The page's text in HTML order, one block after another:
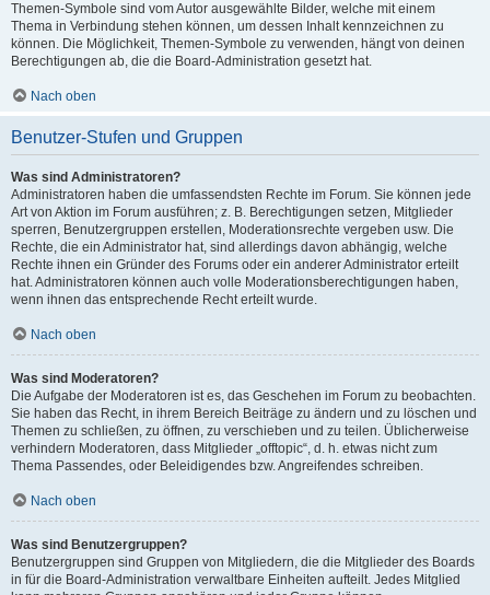
Themen-Symbole sind vom Autor ausgewählte Bilder, welche mit einem
Thema in Verbindung stehen können, um dessen Inhalt kennzeichnen zu
können. Die Möglichkeit, Themen-Symbole zu verwenden, hängt von deinen
Berechtigungen ab, die die Board-Administration gesetzt hat.
Nach oben
Benutzer-Stufen und Gruppen
Was sind Administratoren?
Administratoren haben die umfassendsten Rechte im Forum. Sie können jede
Art von Aktion im Forum ausführen; z. B. Berechtigungen setzen, Mitglieder
sperren, Benutzergruppen erstellen, Moderationsrechte vergeben usw. Die
Rechte, die ein Administrator hat, sind allerdings davon abhängig, welche
Rechte ihnen ein Gründer des Forums oder ein anderer Administrator erteilt
hat. Administratoren können auch volle Moderationsberechtigungen haben,
wenn ihnen das entsprechende Recht erteilt wurde.
Nach oben
Was sind Moderatoren?
Die Aufgabe der Moderatoren ist es, das Geschehen im Forum zu beobachten.
Sie haben das Recht, in ihrem Bereich Beiträge zu ändern und zu löschen und
Themen zu schließen, zu öffnen, zu verschieben und zu teilen. Üblicherweise
verhindern Moderatoren, dass Mitglieder „offtopic“, d. h. etwas nicht zum
Thema Passendes, oder Beleidigendes bzw. Angreifendes schreiben.
Nach oben
Was sind Benutzergruppen?
Benutzergruppen sind Gruppen von Mitgliedern, die die Mitglieder des Boards
in für die Board-Administration verwaltbare Einheiten aufteilt. Jedes Mitglied